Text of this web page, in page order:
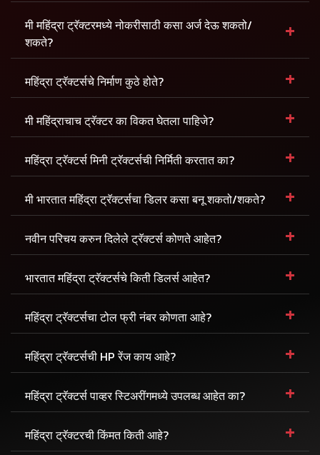
मी महिंद्रा ट्रॅक्टरमध्ये नोकरीसाठी कसा अर्ज देऊ शकतो/
शकते?
+
महिंद्रा ट्रॅक्टर्सचे निर्माण कुठे होते? +
मी महिंद्राचाच ट्रॅक्टर का विकत घेतला पाहिजे? +
महिंद्रा ट्रॅक्टर्स मिनी ट्रॅक्टर्सची निर्मिती करतात का? +
मी भारतात महिंद्रा ट्रॅक्टर्सचा डिलर कसा बनू शकतो/शकते? +
नवीन परिचय करुन दिलेले ट्रॅक्टर्स कोणते आहेत? +
भारतात महिंद्रा ट्रॅक्टर्सचे किती डिलर्स आहेत? +
महिंद्रा ट्रॅक्टर्सचा टोल फ्री नंबर कोणता आहे? +
महिंद्रा ट्रॅक्टर्सची HP रेंज काय आहे? +
महिंद्रा ट्रॅक्टर्स पाव्हर स्टिअरींगमध्ये उपलब्ध आहेत का? +
महिंद्रा ट्रॅक्टरची किंमत किती आहे? +